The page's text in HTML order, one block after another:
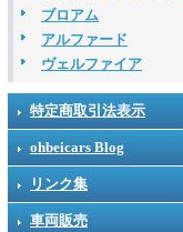
ブロアム
アルファード
ヴェルファイア
特定商取引法表示
ohbeicars Blog
リンク集
車両販売